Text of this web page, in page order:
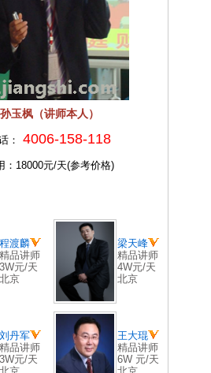
孙玉枫（讲师本人）
： 4006-158-118
：18000元/天(参考价格)
程渡麟
精品讲师
3W元/天
北京
梁天峰
精品讲师
4W元/天
北京
刘丹军
精品讲师
3W元/天
王大琨
精品讲师
6W 元/天